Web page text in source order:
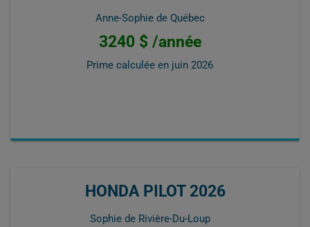
Anne-Sophie de Québec
3240 $ /année
Prime calculée en juin 2026
HONDA PILOT 2026
Sophie de Rivière-Du-Loup